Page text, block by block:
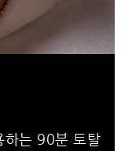
는 90분 토탈